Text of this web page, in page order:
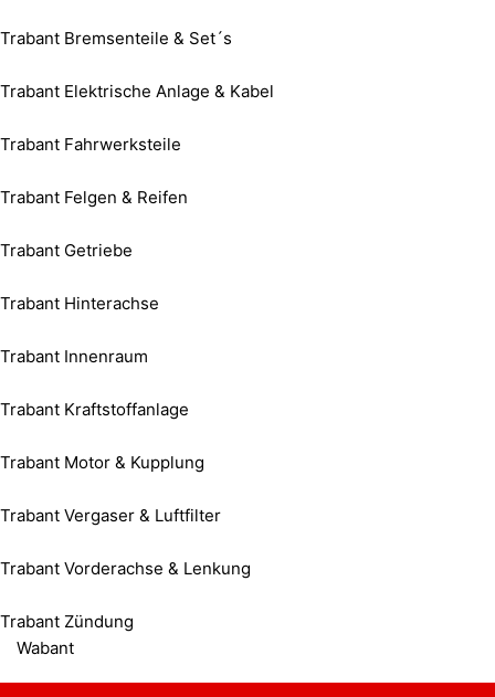
Trabant Bremsenteile & Set´s
Trabant Elektrische Anlage & Kabel
Trabant Fahrwerksteile
Trabant Felgen & Reifen
Trabant Getriebe
Trabant Hinterachse
Trabant Innenraum
Trabant Kraftstoffanlage
Trabant Motor & Kupplung
Trabant Vergaser & Luftfilter
Trabant Vorderachse & Lenkung
Trabant Zündung
Wabant